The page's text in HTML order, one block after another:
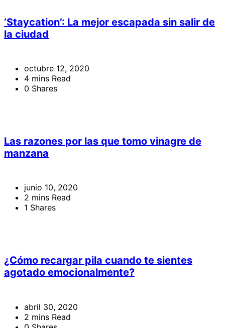
‘Staycation’: La mejor escapada sin salir de
la ciudad
octubre 12, 2020
4 mins Read
0 Shares
Las razones por las que tomo vinagre de
manzana
junio 10, 2020
2 mins Read
1 Shares
¿Cómo recargar pila cuando te sientes
agotado emocionalmente?
abril 30, 2020
2 mins Read